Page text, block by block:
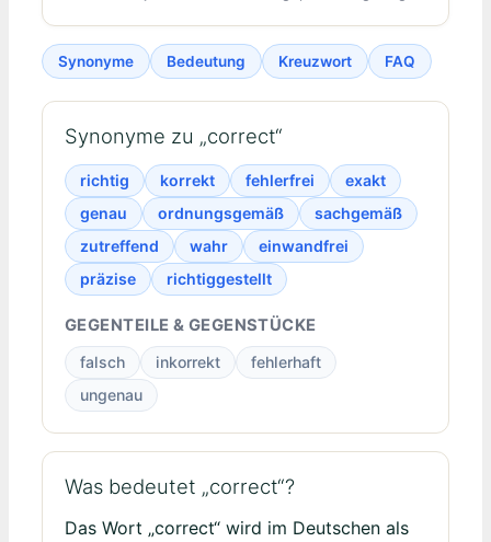
Synonyme Bedeutung Kreuzwort FAQ
Synonyme zu „correct“
richtig korrekt fehlerfrei
exakt
genau
ordnungsgemäß
sachgemäß
zutreffend
wahr
einwandfrei
präzise
richtiggestellt
GEGENTEILE & GEGENSTÜCKE
falsch inkorrekt
fehlerhaft
ungenau
Was bedeutet „correct“?
Das Wort „correct“ wird im Deutschen als